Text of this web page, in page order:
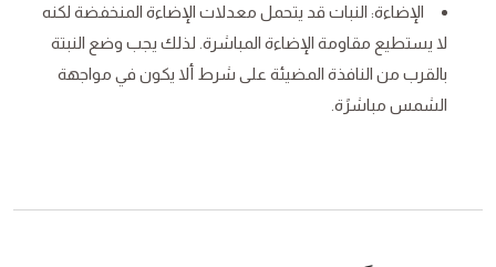
الإضاءة: النبات قد يتحمل معدلات الإضاءة المنخفضة لكنه
لا يستطيع مقاومة الإضاءة المباشرة. لذلك يجب وضع النبتة
بالقرب من النافذة المضيئة على شرط ألا يكون في مواجهة
الشمس مباشرًة.